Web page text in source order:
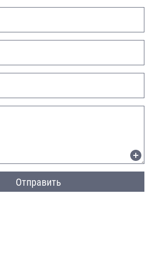
Отправить